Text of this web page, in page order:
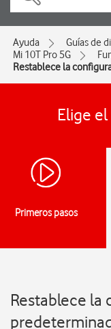
Ayuda Guías de
Mi 10T Pro 5G
Restablece la
Elige
Primeros pasos
Restablece la